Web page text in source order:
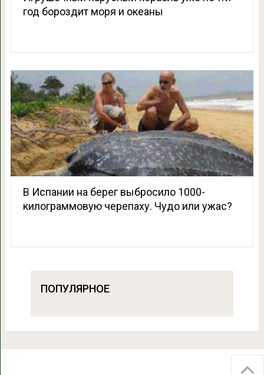
год бороздит моря и океаны
В Испании на берег выбросило 1000-
килограммовую черепаху. Чудо или ужас?
ПОПУЛЯРНОЕ